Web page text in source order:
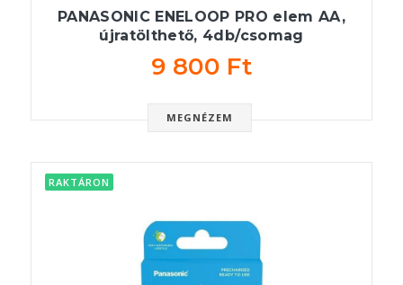
PANASONIC ENELOOP PRO elem AA,
újratölthető, 4db/csomag
9 800 Ft
MEGNÉZEM
RAKTÁRON